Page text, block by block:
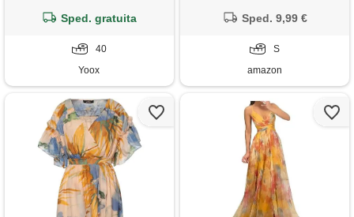
Sped. gratuita
40
Yoox
corto e posteriore, lungo,
donna, elegante, da cocktail,
da ballo#5i7
Sped. 9,99 €
S
amazon